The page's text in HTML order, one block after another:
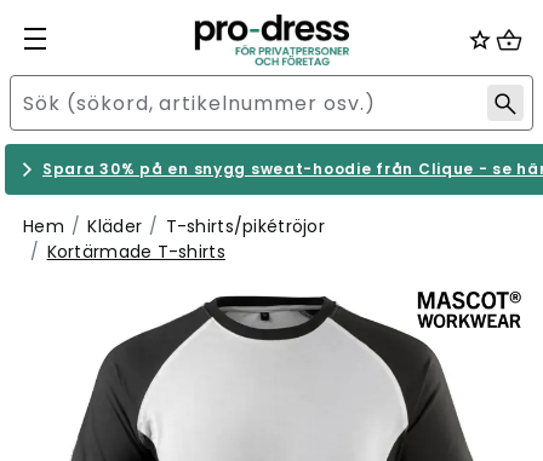
Spara 30% på en snygg sweat-hoodie från Clique - se
Hem Kläder
T-shirts/pikétröjor
Kortärmade T-shirts